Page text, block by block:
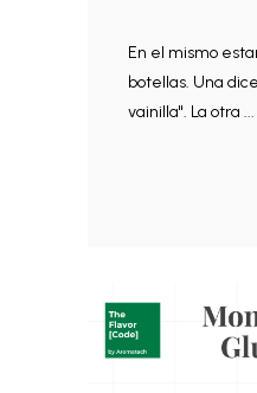
En el mismo
botellas. Una
vainilla". La otra ...